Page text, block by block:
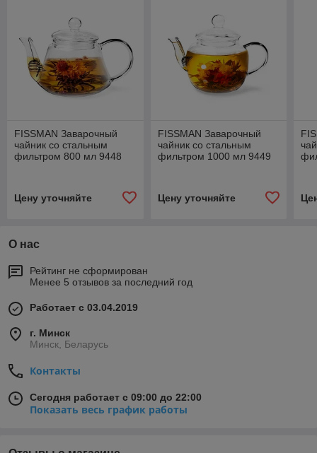
FISSMAN Заварочный
чайник со стальным
фильтром 800 мл 9448
Цену уточняйте
FISSMAN Заварочный
чайник со стальным
фильтром 1000 мл 9449
Цену уточняйте
О нас
Рейтинг не сформирован
Менее 5 отзывов за последний год
Работает с 03.04.2019
г. Минск
Минск, Беларусь
Контакты
Сегодня работает с 09:00 до 22:00
Показать весь график работы